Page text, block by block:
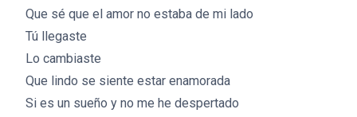
Que sé que el amor no estaba de mi lado
Tú llegaste
Lo cambiaste
Que lindo se siente estar enamorada
Si es un sueño y no me he despertado